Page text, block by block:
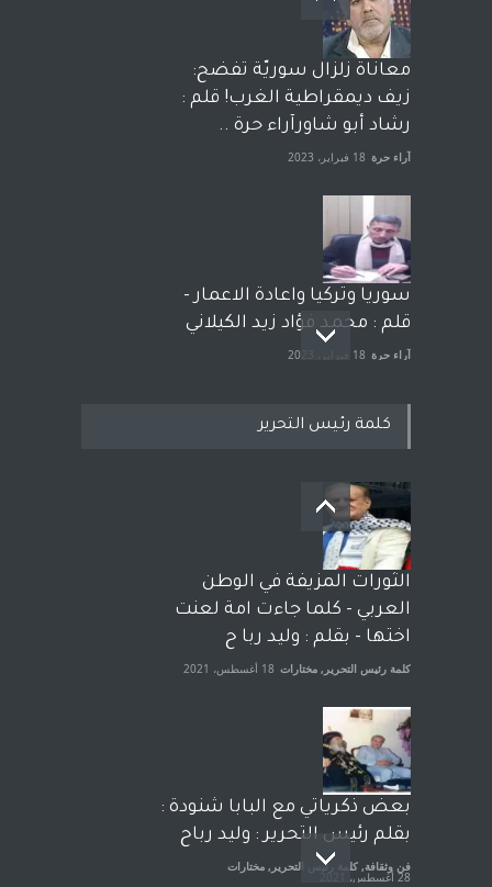
معاناة زلزال سوريّة تفضح:
زيف ديمقراطية الغرب! قلم :
رشاد أبو شاورآراء حرة ..
آراء حرة 18 فبراير، 2023
سوريا وتركيا واعادة الاعمار -
قلم : محمد فؤاد زيد الكيلاني
آراء حرة 18 فبراير، 2023
بعد معارك قضائية طاحنة كتب
وترافع فيها بنفسه مرة اخرى..
الشيخ طارق يوسف يقهر
الحكومة الأمريكية ، فأعطوه
الجنسية عن يد وهم صاغرون،
آراء حرة مختارات 7 أبريل، 2023
كلمة رئيس التحرير
الثورات المزيفة في الوطن
العربي - كلما جاءت امة لعنت
اختها - بقلم : وليد ربا ح
كلمة رئيس التحرير , مختارات 18 أغسطس، 2021
بعض ذكرياتي مع البابا شنودة :
بقلم رئيس التحرير : وليد رباح
فن وثقافة, كلمة رئيس التحرير , مختارات
28 أغسطس، 2021